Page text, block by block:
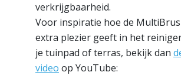
verkrijgbaarheid.
Voor inspiratie hoe de
extra plezier geeft in het
je tuinpad of terras, bekijk dan
video op YouTube: